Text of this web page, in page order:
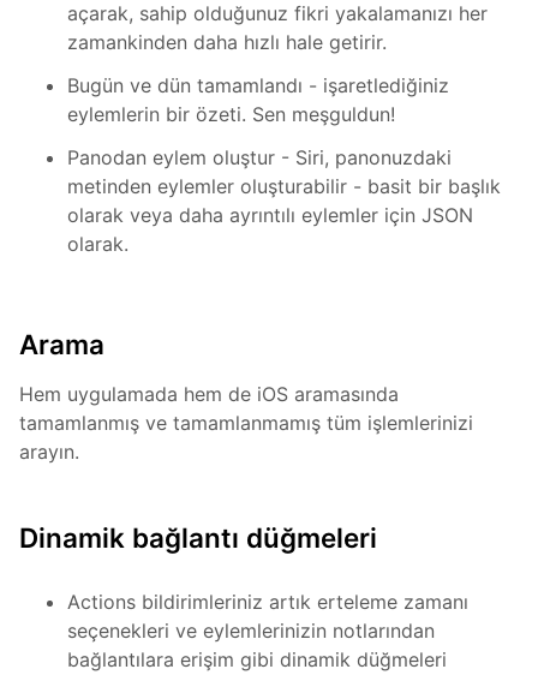
açarak, sahip olduğunuz fikri yakalamanızı her
zamankinden daha hızlı hale getirir.
Bugün ve dün tamamlandı - işaretlediğiniz
eylemlerin bir özeti. Sen meşguldun!
Panodan eylem oluştur - Siri, panonuzdaki
metinden eylemler oluşturabilir - basit bir başlık
olarak veya daha ayrıntılı eylemler için JSON
olarak.
Arama
Hem uygulamada hem de iOS aramasında
tamamlanmış ve tamamlanmamış tüm işlemlerinizi
arayın.
Dinamik bağlantı düğmeleri
Actions bildirimleriniz artık erteleme zamanı
seçenekleri ve eylemlerinizin notlarından
bağlantılara erişim gibi dinamik düğmeleri